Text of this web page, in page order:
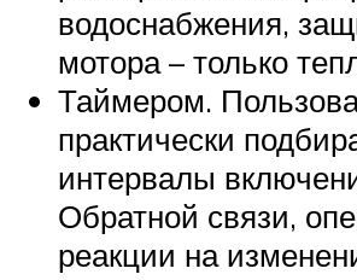
водоснабжения,
мотора – только
Таймером.
практически
интервалы
Обратной связи,
реакции на